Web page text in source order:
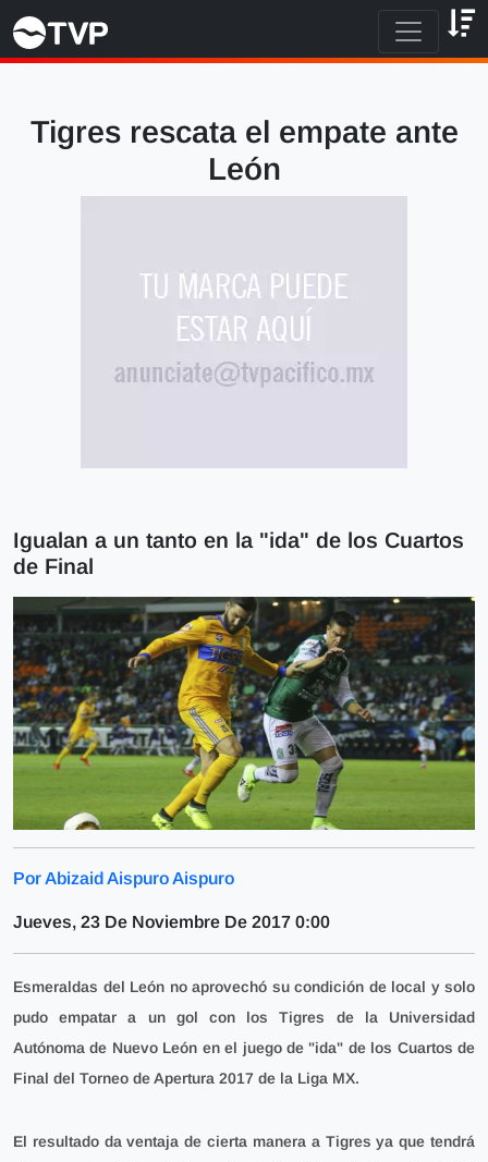
Tigres rescata el empate ante
León
Igualan a un tanto en la "ida" de los Cuartos
de Final
Por Abizaid Aispuro Aispuro
Jueves, 23 De Noviembre De 2017 0:00
Esmeraldas del León no aprovechó su condición de local y solo
pudo empatar a un gol con los Tigres de la Universidad
Autónoma de Nuevo León en el juego de "ida" de los Cuartos de
Final del Torneo de Apertura 2017 de la Liga MX.
El resultado da ventaja de cierta manera a Tigres ya que tendrá